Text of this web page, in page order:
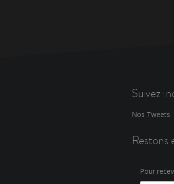
Suivez-
Nos Tweets
Restons
Pour